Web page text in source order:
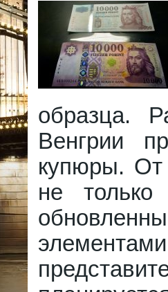
образца.
Венгрии
купюры. От
не